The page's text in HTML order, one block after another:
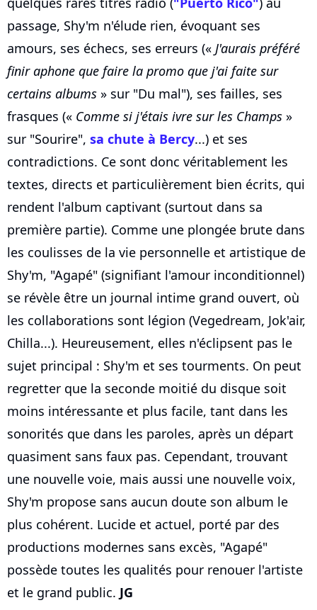
passage, Shy'm n'élude rien, évoquant ses
amours, ses échecs, ses erreurs (« J'aurais préféré
finir aphone que faire la promo que j'ai faite sur
certains albums » sur "Du mal"), ses failles, ses
frasques (« Comme si j'étais ivre sur les Champs »
sur "Sourire", sa chute à Bercy...) et ses
contradictions. Ce sont donc véritablement les
textes, directs et particulièrement bien écrits, qui
rendent l'album captivant (surtout dans sa
première partie). Comme une plongée brute dans
les coulisses de la vie personnelle et artistique de
Shy'm, "Agapé" (signifiant l'amour inconditionnel)
se révèle être un journal intime grand ouvert, où
les collaborations sont légion (Vegedream, Jok'air,
Chilla...). Heureusement, elles n'éclipsent pas le
sujet principal : Shy'm et ses tourments. On peut
regretter que la seconde moitié du disque soit
moins intéressante et plus facile, tant dans les
sonorités que dans les paroles, après un départ
quasiment sans faux pas. Cependant, trouvant
une nouvelle voie, mais aussi une nouvelle voix,
Shy'm propose sans aucun doute son album le
plus cohérent. Lucide et actuel, porté par des
productions modernes sans excès, "Agapé"
possède toutes les qualités pour renouer l'artiste
et le grand public. JG